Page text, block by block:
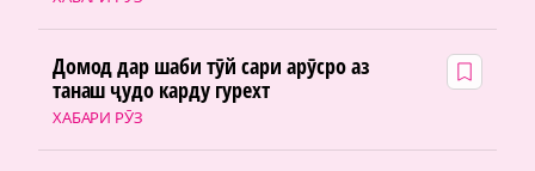
ХАБАРИ РӮЗ
Домод дар шаби тӯй сари арӯсро аз
танаш ҷудо карду гурехт